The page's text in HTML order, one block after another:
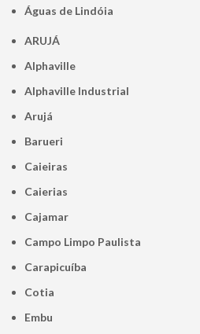
Águas de Lindóia
ARUJÁ
Alphaville
Alphaville Industrial
Arujá
Barueri
Caieiras
Caierias
Cajamar
Campo Limpo Paulista
Carapicuíba
Cotia
Embu